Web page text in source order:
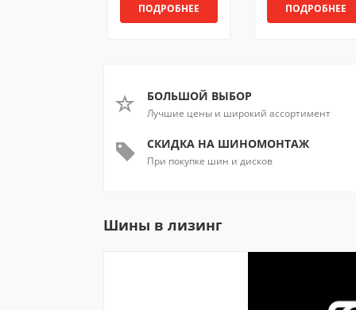
ПОДРОБНЕЕ ПОДРОБНЕЕ
БОЛЬШОЙ ВЫБОР
Лучшие цены и широкий ассортимент
СКИДКА НА ШИНОМОНТАЖ
При покупке шин и дисков
Шины в лизинг